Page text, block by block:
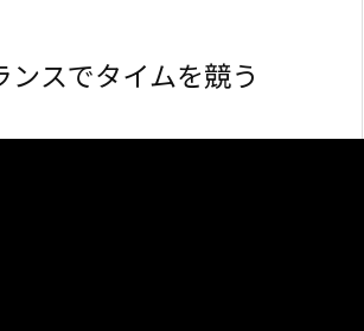
ンスでタイムを競う